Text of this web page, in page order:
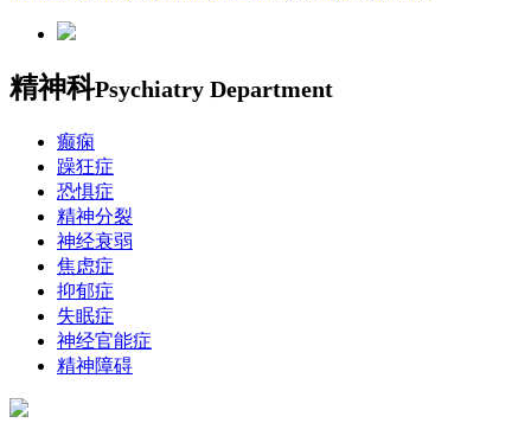
精神科Psychiatry Department
癫痫
躁狂症
恐惧症
精神分裂
神经衰弱
焦虑症
抑郁症
失眠症
神经官能症
精神障碍